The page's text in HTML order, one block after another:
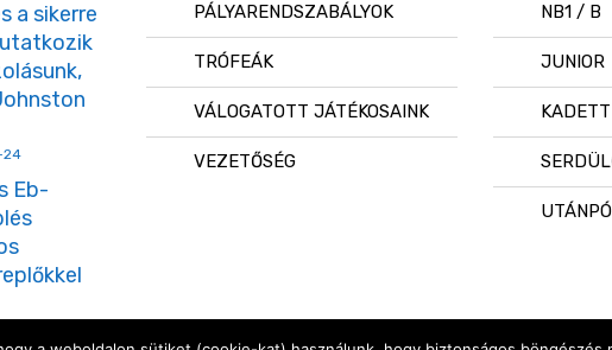
a sikerre
24
Eb-
PÁLYARENDSZABÁLYOK
TRÓFEÁK
VÁLOGATOTT JÁTÉKOSAINK
VEZETŐSÉG
NB1 / B
JUNIOR
KADETT